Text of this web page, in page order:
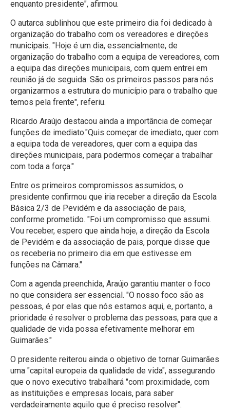
enquanto presidente", afirmou.
O autarca sublinhou que este primeiro dia foi dedicado à
organização do trabalho com os vereadores e direções
municipais. "Hoje é um dia, essencialmente, de
organização do trabalho com a equipa de vereadores, com
a equipa das direções municipais, com quem entrei em
reunião já de seguida. São os primeiros passos para nós
organizarmos a estrutura do município para o trabalho que
temos pela frente", referiu.
Ricardo Araújo destacou ainda a importância de começar
funções de imediato."Quis começar de imediato, quer com
a equipa toda de vereadores, quer com a equipa das
direções municipais, para podermos começar a trabalhar
com toda a força."
Entre os primeiros compromissos assumidos, o
presidente confirmou que iria receber a direção da Escola
Básica 2/3 de Pevidém e da associação de pais,
conforme prometido. "Foi um compromisso que assumi.
Vou receber, espero que ainda hoje, a direção da Escola
de Pevidém e da associação de pais, porque disse que
os receberia no primeiro dia em que estivesse em
funções na Câmara."
Com a agenda preenchida, Araújo garantiu manter o foco
no que considera ser essencial. "O nosso foco são as
pessoas, é por elas que nós estamos aqui, e, portanto, a
prioridade é resolver o problema das pessoas, para que a
qualidade de vida possa efetivamente melhorar em
Guimarães."
O presidente reiterou ainda o objetivo de tornar Guimarães
uma "capital europeia da qualidade de vida", assegurando
que o novo executivo trabalhará "com proximidade, com
as instituições e empresas locais, para saber
verdadeiramente aquilo que é preciso resolver".